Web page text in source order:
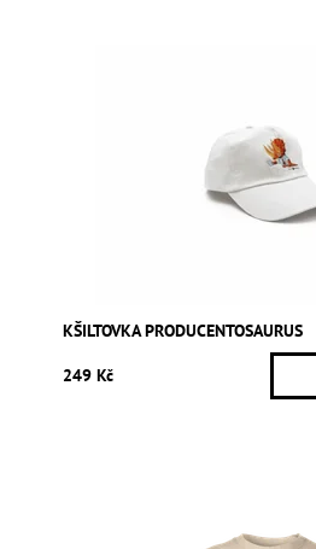
KŠILTOVKA PRODUCENTOSAURUS
249 Kč